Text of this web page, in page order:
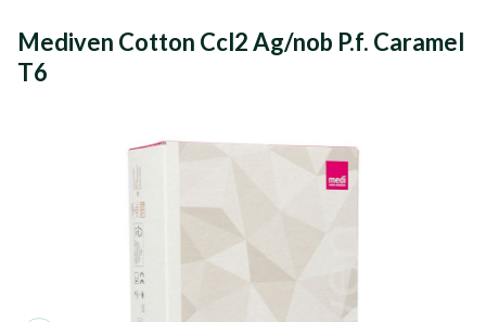
Mediven Cotton Ccl2 Ag/nob P.f. Caramel
T6